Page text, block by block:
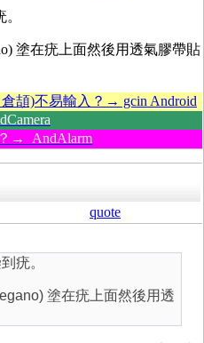
塗在疣上面然後用透氣膠帶貼
頡)不易輸入？→ gcin Android
→ AndAlarm
quote
疣。
塗在疣上面然後用透